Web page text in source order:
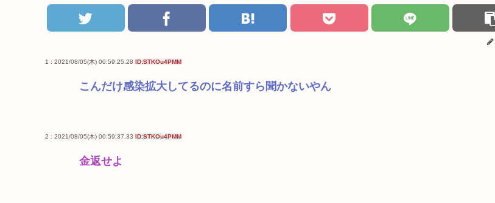
1 : 2021/08/05(木) 00:59:25.28 ID:STKOu4PMM
こんだけ感染拡大してるのに名前すら聞かないやん
2 : 2021/08/05(木) 00:59:37.33 ID:STKOu4PMM
金返せよ